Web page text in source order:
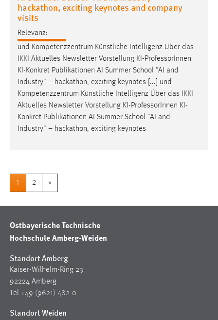
hackathon, exciting keynotes and company
visits
Relevanz:
und Kompetenzzentrum Künstliche Intelligenz Über das
IKKI Aktuelles Newsletter Vorstellung KI-ProfessorInnen
KI-Konkret Publikationen AI Summer School "AI and
Industry" – hackathon, exciting keynotes [...] und
Kompetenzzentrum Künstliche Intelligenz Über das IKKI
Aktuelles Newsletter Vorstellung KI-ProfessorInnen KI-
Konkret Publikationen AI Summer School "AI and
Industry" – hackathon, exciting keynotes
1 2 »
Ostbayerische Technische
Hochschule Amberg-Weiden
Standort Amberg
Kaiser-Wilhelm-Ring 23
92224 Amberg
Tel +49 (9621) 482-0
Standort Weiden